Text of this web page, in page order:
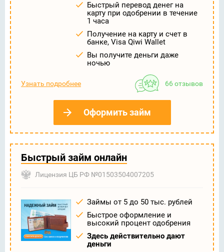
Быстрый перевод денег на
карту при одобрении в течение
1 часа
Получение на карту и счет в
банке, Visa Qiwi Wallet
Вы получите деньги даже
ночью
Узнать подробнее 66 отзывов
Оформить займ
Быстрый займ онлайн
Лицензия ЦБ РФ №01503504007205
Займы от 5 до 50 тыс. рублей
Быстрое оформление и
высокий процент одобрения
Здесь действительно дают
деньги